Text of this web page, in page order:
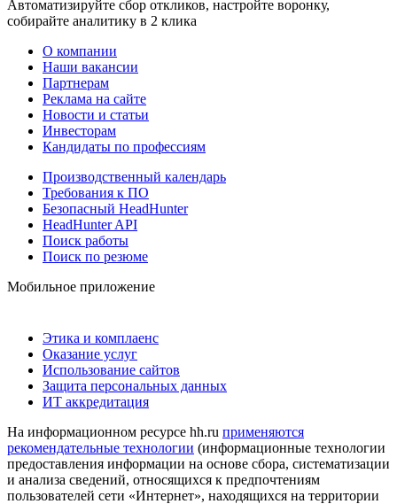
Автоматизируйте сбор откликов, настройте воронку,
собирайте аналитику в 2 клика
О компании
Наши вакансии
Партнерам
Реклама на сайте
Новости и статьи
Инвесторам
Кандидаты по профессиям
Производственный календарь
Требования к ПО
Безопасный HeadHunter
HeadHunter API
Поиск работы
Поиск по резюме
Мобильное приложение
Этика и комплаенс
Оказание услуг
Использование сайтов
Защита персональных данных
ИТ аккредитация
На информационном ресурсе hh.ru применяются
рекомендательные технологии (информационные технологии
предоставления информации на основе сбора, систематизации
и анализа сведений, относящихся к предпочтениям
пользователей сети «Интернет», находящихся на территории